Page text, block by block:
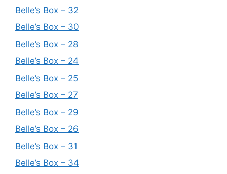
Belle’s Box – 32
Belle’s Box – 30
Belle’s Box – 28
Belle’s Box – 24
Belle’s Box – 25
Belle’s Box – 27
Belle’s Box – 29
Belle’s Box – 26
Belle’s Box – 31
Belle’s Box – 34